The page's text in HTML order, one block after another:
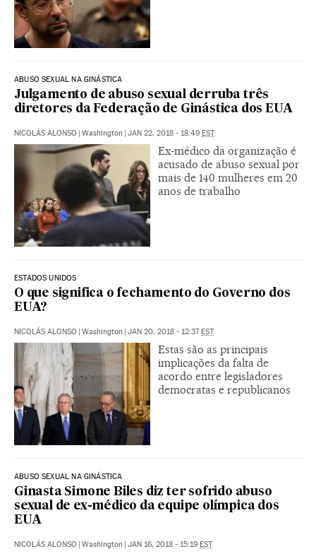
ABUSO SEXUAL NA GINÁSTICA
Julgamento de abuso sexual derruba três
diretores da Federação de Ginástica dos EUA
NICOLÁS ALONSO | Washington | JAN 22, 2018 - 18:49 EST
Ex-médico da organização é
acusado de abuso sexual por
mais de 140 mulheres em 20
anos de trabalho
ESTADOS UNIDOS
O que significa o fechamento do Governo dos
EUA?
NICOLÁS ALONSO | Washington | JAN 20, 2018 - 12:37EST
Estas são as principais
implicações da falta de
acordo entre legisladores
democratas e republicanos
ABUSO SEXUAL NA GINÁSTICA
Ginasta Simone Biles diz ter sofrido abuso
sexual de ex-médico da equipe olímpica dos
EUA
NICOLÁS ALONSO | Washington | JAN 16, 2018 - 15:19 EST